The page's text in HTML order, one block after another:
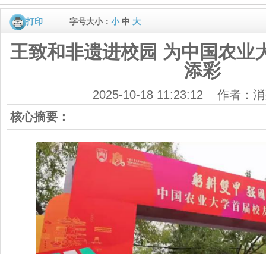
打印 字号大小： 小中 大
王致和非遗进校园 为中国农业
添彩
2025-10-18 11:23:12 作者：消
核心摘要：